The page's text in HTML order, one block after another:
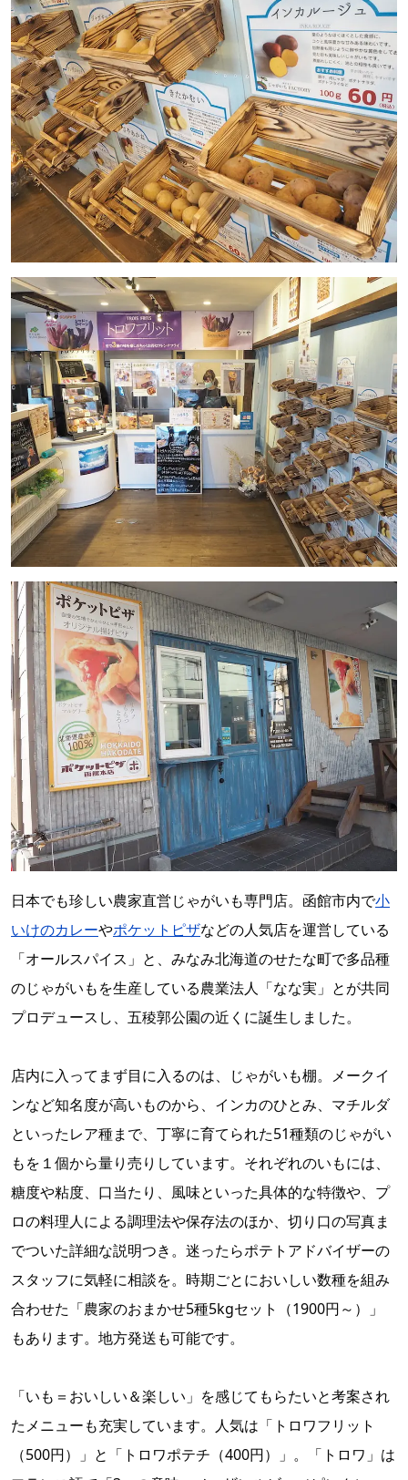
日本でも珍しい農家直営じゃがいも専門店。函館市内で小
いけのカレーやポケットピザなどの人気店を運営している
「オールスパイス」と、みなみ北海道のせたな町で多品種
のじゃがいもを生産している農業法人「なな実」とが共同
プロデュースし、五稜郭公園の近くに誕生しました。
店内に入ってまず目に入るのは、じゃがいも棚。メークイ
ンなど知名度が高いものから、インカのひとみ、マチルダ
といったレア種まで、丁寧に育てられた51種類のじゃがい
もを１個から量り売りしています。それぞれのいもには、
糖度や粘度、口当たり、風味といった具体的な特徴や、プ
ロの料理人による調理法や保存法のほか、切り口の写真ま
でついた詳細な説明つき。迷ったらポテトアドバイザーの
スタッフに気軽に相談を。時期ごとにおいしい数種を組み
合わせた「農家のおまかせ5種5kgセット（1900円～）」
もあります。地方発送も可能です。
「いも＝おいしい＆楽しい」を感じてもらたいと考案され
たメニューも充実しています。人気は「トロワフリット
（500円）」と「トロワポテチ（400円）」。「トロワ」は